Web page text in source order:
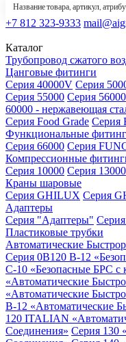
+7 812 323-9333
Каталог
Трубопровод сжатого
Цанговые фитинги
Серия 40000V Серия
Серия 55000 Серия 56000
60000 - нержавеющая
Серия Food Grade Серия
Функциональные
Серия 66000 Серия
Компрессионные
Серия 10000 Серия 13000
Краны шаровые
Серия GHILUX Серия
Адаптеры
Серия "Адаптеры"
Пластиковые трубки
Автоматические
Серия 0B120 B-12
C-10 «Безопасные БРС с
«Автоматические
«Автоматические
B-12 «Автоматические
120 ITALIAN
Соединения» Серия 130